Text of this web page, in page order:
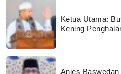
Ketua Utama:
Kening
Anies